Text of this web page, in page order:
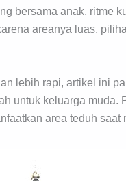
bersama anak, ritme
areanya luas,
lebih rapi, artikel ini
untuk keluarga muda.
area teduh saat